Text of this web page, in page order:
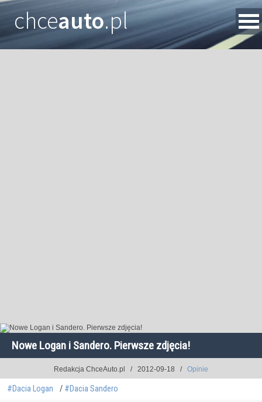
chceauto.pl
Nowe Logan i Sandero. Pierwsze zdjęcia!
Redakcja ChceAuto.pl 2012-09-18 Opinie
#Dacia Logan #Dacia Sandero